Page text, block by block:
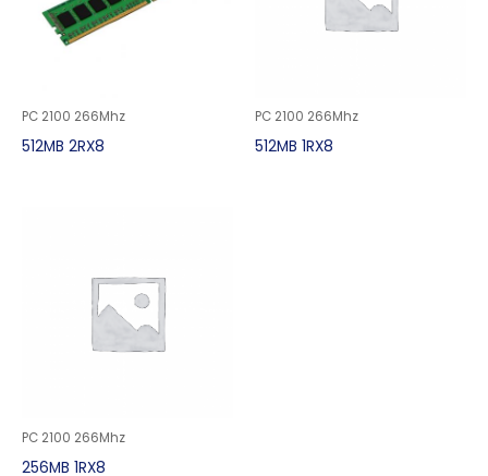
PC 2100 266Mhz
512MB 2RX8
PC 2100 266Mhz
512MB 1RX8
PC 2100 266Mhz
256MB 1RX8